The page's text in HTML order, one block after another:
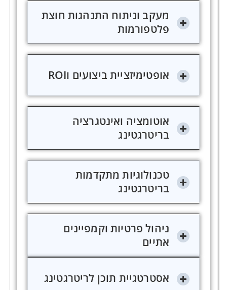
מעקב וניתוח התנהגות חוצת
פלטפורמות
אופטימיזציית ביצועים וROI
אוטומציה ואינטגרציה
בריטרגטינג
טכנולוגיות מתקדמות
בריטרגטינג
ניהול פרטיות וקמפיינים
אתיים
אסטרטגיית תוכן לריטרגטינג